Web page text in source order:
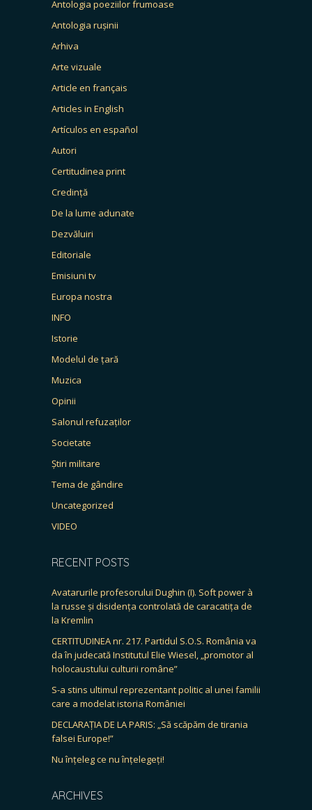
Antologia poeziilor frumoase
Antologia rușinii
Arhiva
Arte vizuale
Article en français
Articles in English
Artículos en español
Autori
Certitudinea print
Credință
De la lume adunate
Dezvăluiri
Editoriale
Emisiuni tv
Europa nostra
INFO
Istorie
Modelul de țară
Muzica
Opinii
Salonul refuzaților
Societate
Știri militare
Tema de gândire
Uncategorized
VIDEO
RECENT POSTS
Avatarurile profesorului Dughin (I). Soft power à
la russe și disidența controlată de caracatița de
la Kremlin
CERTITUDINEA nr. 217. Partidul S.O.S. România va
da în judecată Institutul Elie Wiesel, „promotor al
holocaustului culturii române”
S-a stins ultimul reprezentant politic al unei familii
care a modelat istoria României
DECLARAȚIA DE LA PARIS: „Să scăpăm de tirania
falsei Europe!”
Nu înțeleg ce nu înțelegeți!
ARCHIVES